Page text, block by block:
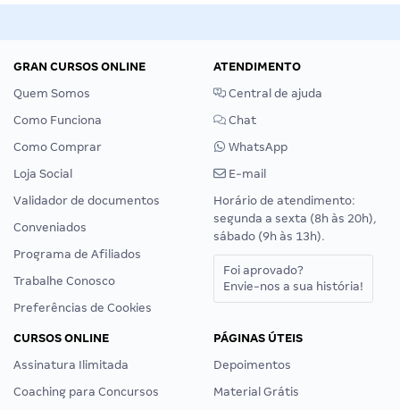
GRAN CURSOS ONLINE
Quem Somos
Como Funciona
Como Comprar
Loja Social
Validador de documentos
Conveniados
Programa de Afiliados
Trabalhe Conosco
Preferências de Cookies
ATENDIMENTO
Central de ajuda
Chat
WhatsApp
E-mail
Horário de atendimento:
segunda a sexta (8h às 20h),
sábado (9h às 13h).
Foi aprovado?
Envie-nos a sua história!
CURSOS ONLINE
Assinatura Ilimitada
Coaching para Concursos
PÁGINAS ÚTEIS
Depoimentos
Material Grátis